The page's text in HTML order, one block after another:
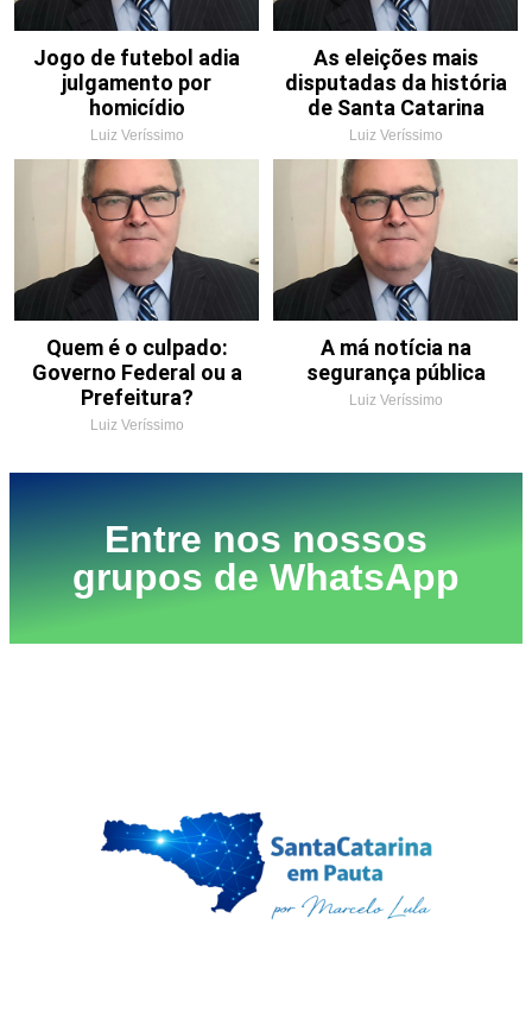
Jogo de futebol adia
julgamento por
homicídio
Luiz Veríssimo
As eleições mais
disputadas da história
de Santa Catarina
Luiz Veríssimo
Quem é o culpado:
Governo Federal ou a
Prefeitura?
Luiz Veríssimo
A má notícia na
segurança pública
Luiz Veríssimo
Entre nos nossos
grupos de WhatsApp